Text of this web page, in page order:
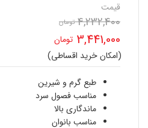
قیمت
4,232,400 تومان
اصلی
بود.
3,441,000 تومان
قیمت
فعلی
3,441,000 تومان
(امکان خرید اقساطی)
طبع گرم و شیرین
مناسب فصول سرد
ماندگاری بالا
مناسب بانوان